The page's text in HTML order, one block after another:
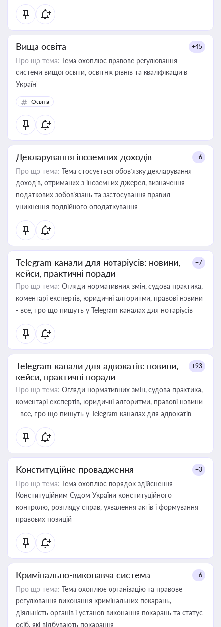
Вища освіта +45
Про що тема: Тема охоплює правове регулювання
системи вищої освіти, освітніх рівнів та кваліфікацій в
Україні
Освіта
Декларування іноземних доходів +6
Про що тема: Тема стосується обов’язку декларування
доходів, отриманих з іноземних джерел, визначення
податкових зобов’язань та застосування правил
уникнення подвійного оподаткування
Telegram канали для нотаріусів: новини,
кейси, практичні поради
+7
Про що тема: Огляди нормативних змін, судова практика,
коментарі експертів, юридичні алгоритми, правові новини
- все, про що пишуть у Telegram каналах для нотаріусів
Telegram канали для адвокатів: новини,
кейси, практичні поради
+93
Про що тема: Огляди нормативних змін, судова практика,
коментарі експертів, юридичні алгоритми, правові новини
- все, про що пишуть у Telegram каналах для адвокатів
Конституційне провадження +3
Про що тема: Тема охоплює порядок здійснення
Конституційним Судом України конституційного
контролю, розгляду справ, ухвалення актів і формування
правових позицій
Кримінально-виконавча система +6
Про що тема: Тема охоплює організацію та правове
регулювання виконання кримінальних покарань,
діяльність органів і установ виконання покарань та статус
осіб, які відбувають покарання